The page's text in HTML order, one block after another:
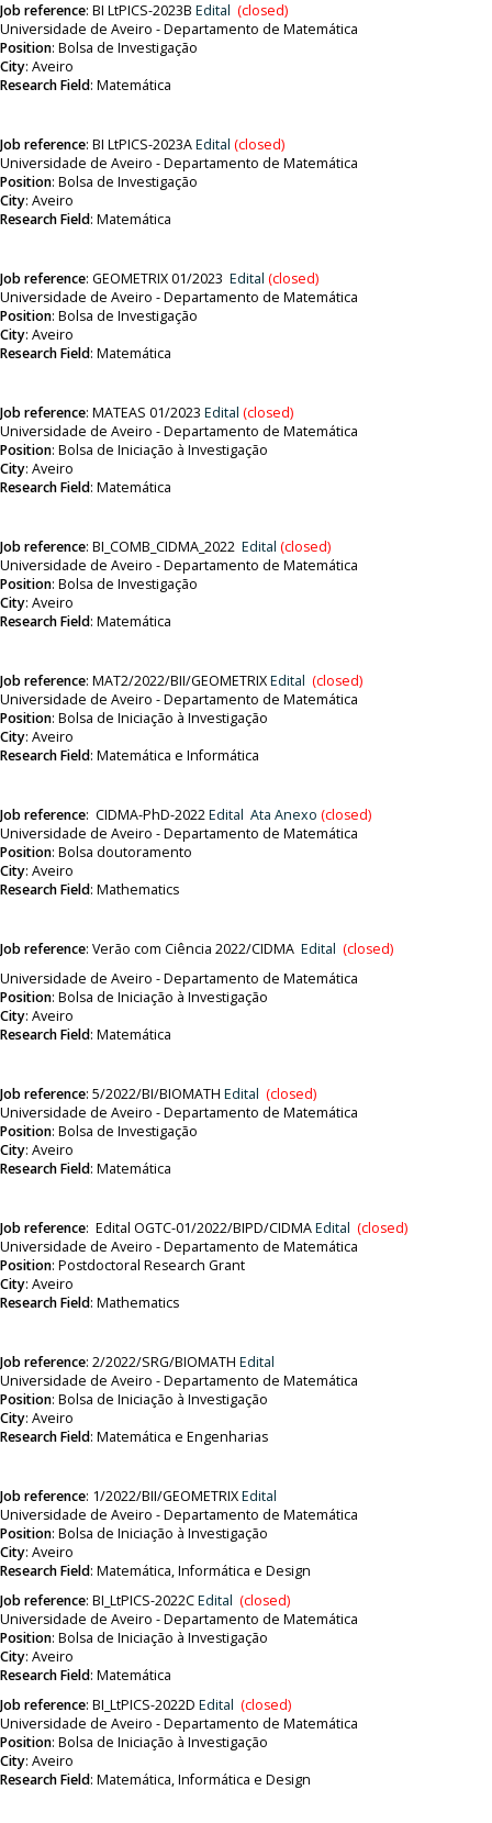
Job reference: BI LtPICS-2023B Edital (closed)
Universidade de Aveiro - Departamento de Matemática
Position: Bolsa de Investigação
City: Aveiro
Research Field: Matemática
Job reference: BI LtPICS-2023AEdital (closed)
Universidade de Aveiro - Departamento de Matemática
Position: Bolsa de Investigação
City: Aveiro
Research Field: Matemática
Job reference: GEOMETRIX 01/2023 Edital (closed)
Universidade de Aveiro - Departamento de Matemática
Position: Bolsa de Investigação
City: Aveiro
Research Field: Matemática
Job reference: MATEAS 01/2023 Edital (closed)
Universidade de Aveiro - Departamento de Matemática
Position: Bolsa de Iniciação à Investigação
City: Aveiro
Research Field: Matemática
Job reference: BI_COMB_CIDMA_2022 Edital (closed)
Universidade de Aveiro - Departamento de Matemática
Position: Bolsa de Investigação
City: Aveiro
Research Field: Matemática
Job reference: MAT2/2022/BII/GEOMETRIXEdital (closed)
Universidade de Aveiro - Departamento de Matemática
Position: Bolsa de Iniciação à Investigação
City: Aveiro
Research Field: Matemática e Informática
Job reference: CIDMA-PhD-2022Edital Ata Anexo (closed)
Universidade de Aveiro - Departamento de Matemática
Position: Bolsa doutoramento
City: Aveiro
Research Field: Mathematics
Job reference: Verão com Ciência 2022/CIDMA Edital (closed)
Universidade de Aveiro - Departamento de Matemática
Position: Bolsa de Iniciação à Investigação
City: Aveiro
Research Field: Matemática
Job reference: 5/2022/BI/BIOMATH Edital (closed)
Universidade de Aveiro - Departamento de Matemática
Position: Bolsa de Investigação
City: Aveiro
Research Field: Matemática
Job reference: Edital OGTC-01/2022/BIPD/CIDMAEdital (closed)
Universidade de Aveiro - Departamento de Matemática
Position: Postdoctoral Research Grant
City: Aveiro
Research Field: Mathematics
Job reference: 2/2022/SRG/BIOMATH Edital
Universidade de Aveiro - Departamento de Matemática
Position: Bolsa de Iniciação à Investigação
City: Aveiro
Research Field: Matemática e Engenharias
Job reference: 1/2022/BII/GEOMETRIXEdital
Universidade de Aveiro - Departamento de Matemática
Position: Bolsa de Iniciação à Investigação
City: Aveiro
Research Field: Matemática, Informática e Design
Job reference: BI_LtPICS-2022CEdital (closed)
Universidade de Aveiro - Departamento de Matemática
Position: Bolsa de Iniciação à Investigação
City: Aveiro
Research Field: Matemática
Job reference: BI_LtPICS-2022D Edital (closed)
Universidade de Aveiro - Departamento de Matemática
Position: Bolsa de Iniciação à Investigação
City: Aveiro
Research Field: Matemática, Informática e Design